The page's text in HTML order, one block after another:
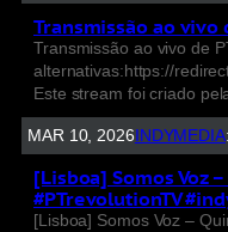
Transmissão ao vivo
Transmissão ao vivo de
alternativas:https://
Este stream foi criado
MAR 10, 2026 INDYMEDIA:
[Lisboa] Somos Voz
#PTrevolutionTV
[Lisboa] Somos Voz –